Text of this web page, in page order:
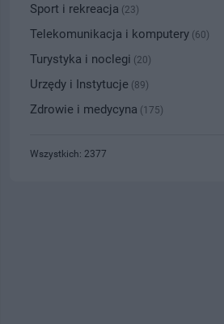
Sport i rekreacja (23)
Telekomunikacja i komputery (60)
Turystyka i noclegi (20)
Urzędy i Instytucje (89)
Zdrowie i medycyna (175)
Wszystkich: 2377